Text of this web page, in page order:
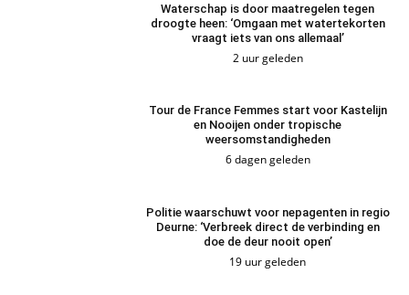
Waterschap is door maatregelen tegen
droogte heen: ‘Omgaan met watertekorten
vraagt iets van ons allemaal’
2 uur geleden
Tour de France Femmes start voor Kastelijn
en Nooijen onder tropische
weersomstandigheden
6 dagen geleden
Politie waarschuwt voor nepagenten in regio
Deurne: ‘Verbreek direct de verbinding en
doe de deur nooit open’
19 uur geleden